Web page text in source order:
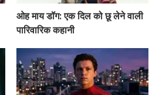
ओह माय डॉग: एक दिल को छू लेने वाली
पारिवारिक कहानी